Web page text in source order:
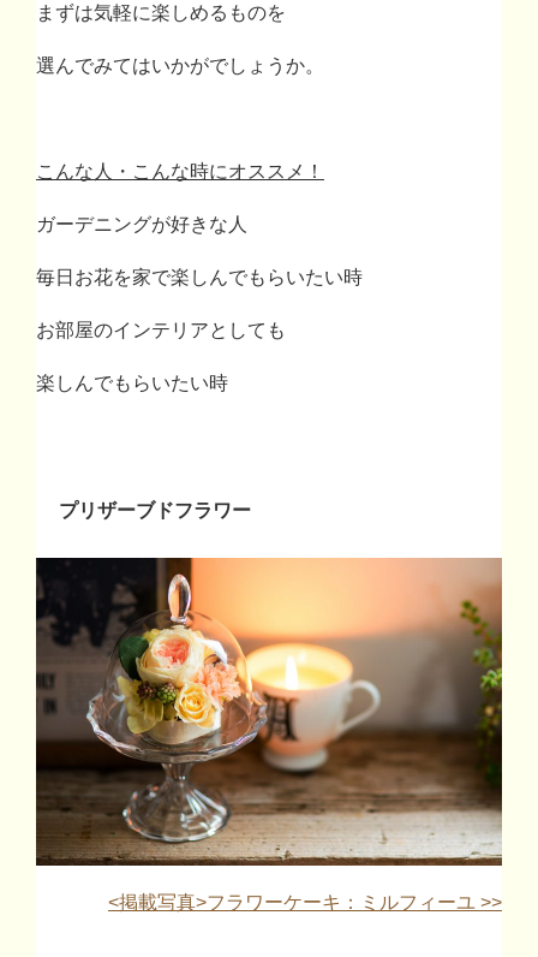
まずは気軽に楽しめるものを
選んでみてはいかがでしょうか。
こんな人・こんな時にオススメ！
ガーデニングが好きな人
毎日お花を家で楽しんでもらいたい時
お部屋のインテリアとしても
楽しんでもらいたい時
プリザーブドフラワー
<掲載写真>フラワーケーキ：ミルフィーユ >>